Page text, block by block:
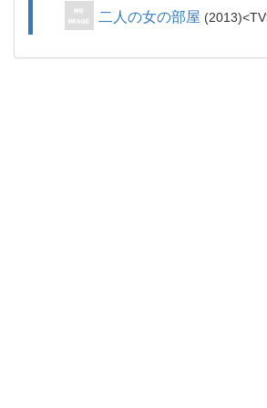
二人の女の部屋 2013 TV